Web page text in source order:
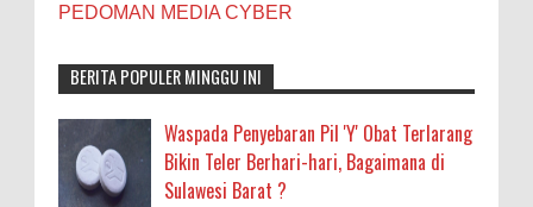
PEDOMAN MEDIA CYBER
BERITA POPULER MINGGU INI
Waspada Penyebaran Pil 'Y' Obat Terlarang
Bikin Teler Berhari-hari, Bagaimana di
Sulawesi Barat ?